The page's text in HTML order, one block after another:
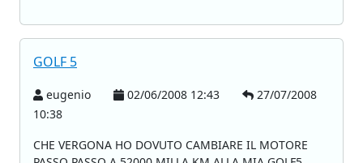
GOLF 5
eugenio 02/06/2008 12:43
27/07/2008
10:38
CHE VERGONA HO DOVUTO CAMBIARE IL MOTORE